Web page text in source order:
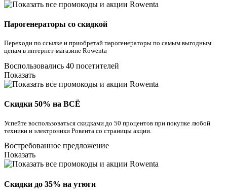
Парогенераторы со скидкой
Переходи по ссылке и приобретай парогенераторы по самым выгодным
ценам в интернет-магазине Rowenta
Воспользовались 40 посетителей
Показать
Скидки 50% на ВСЁ
Успейте воспользоваться скидками до 50 процентов при покупке любой
техники и электроники Ровента со страницы акции.
Востребованное предложение
Показать
Скидки до 35% на утюги